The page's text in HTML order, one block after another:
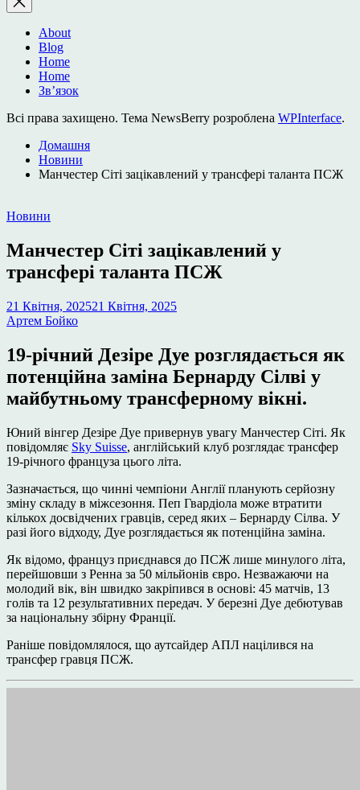
About
Blog
Home
Home
Зв’язок
Всі права захищено. Тема NewsBerry розроблена WPInterface.
Домашня
Новини
Манчестер Сіті зацікавлений у трансфері таланта ПСЖ
Опублікувати
Новини
Манчестер Сіті зацікавлений у
трансфері таланта ПСЖ
21 Квітня, 202521 Квітня, 2025
Артем Бойко
19-річний Дезіре Дуе розглядається як
потенційна заміна Бернарду Сілві у
майбутньому трансферному вікні.
Юний вінгер Дезіре Дуе привернув увагу Манчестер Сіті. Як
повідомляє Sky Suisse, англійський клуб розглядає трансфер
19-річного француза цього літа.
Зазначається, що чинні чемпіони Англії планують серйозну
зміну складу в міжсезоння. Пеп Гвардіола може втратити
кількох досвідчених гравців, серед яких – Бернарду Сілва. У
разі його відходу, Дуе розглядається як потенційна заміна.
Як відомо, француз приєднався до ПСЖ лише минулого літа,
перейшовши з Ренна за 50 мільйонів євро. Незважаючи на
молодий вік, він швидко закріпився в основі: 45 матчів, 13
голів та 12 результативних передач. У березні Дуе дебютував
за національну збірну Франції.
Раніше повідомлялося, що аутсайдер АПЛ націлився на
трансфер гравця ПСЖ.